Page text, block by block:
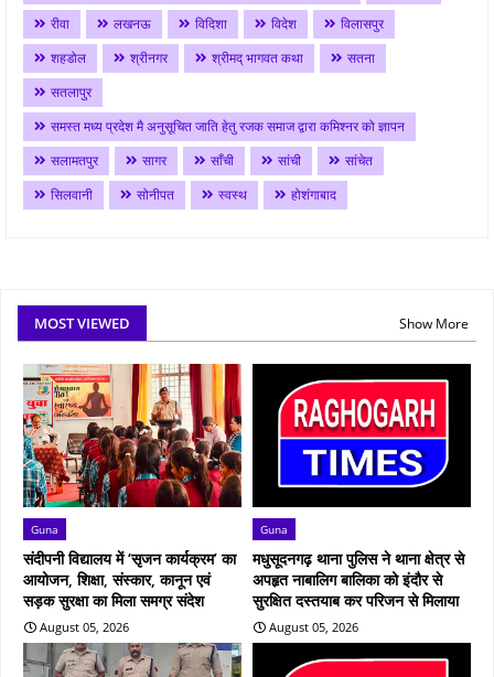
रीवा
लखनऊ विदिशा विदेश
विलासपुर
शहडोल
श्रीनगर श्रीमद् भागवत कथा
सतना
सतलापुर
समस्त मध्य प्रदेश मै अनुसूचित जाति हेतु रजक समाज द्वारा कमिश्नर को ज्ञापन
सलामतपुर
सागर साँची सांची
सांचेत
सिलवानी
सोनीपत स्वस्थ होशंगाबाद
MOST VIEWED Show More
Guna
संदीपनी विद्यालय में ‘सृजन कार्यक्रम’ का
आयोजन, शिक्षा, संस्कार, कानून एवं
सड़क सुरक्षा का मिला समग्र संदेश
August 05, 2026
Guna
मधुसूदनगढ़ थाना पुलिस ने थाना क्षेत्र से
अपहृत नाबालिग बालिका को इंदौर से
सुरक्षित दस्तयाब कर परिजन से मिलाया
August 05, 2026